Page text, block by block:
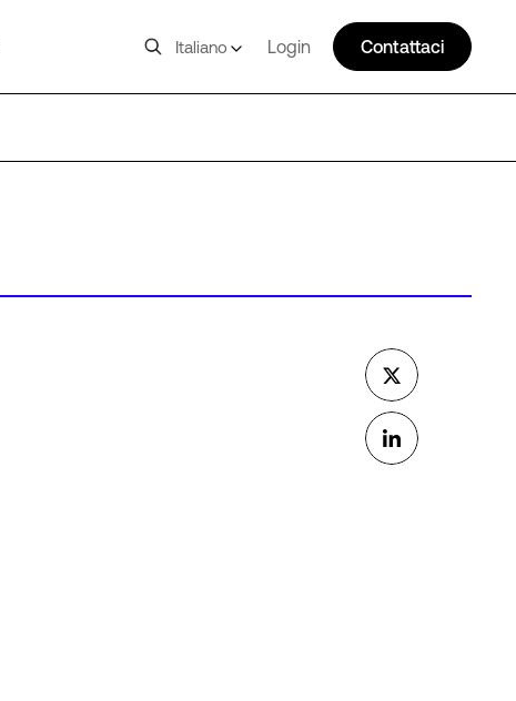
Italiano Login Contattaci